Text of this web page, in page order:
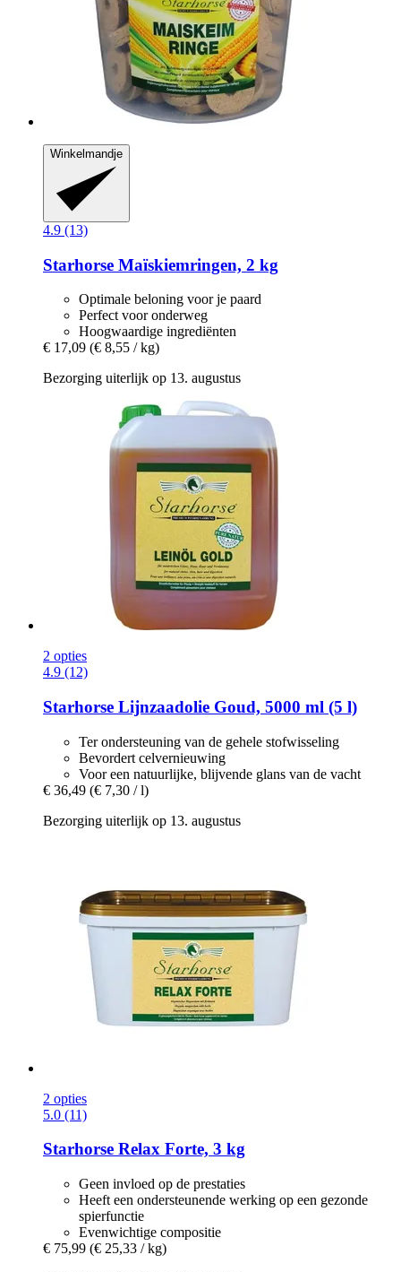
Winkelmandje
4.9 (13)
Starhorse Maïskiemringen, 2 kg
Optimale beloning voor je paard
Perfect voor onderweg
Hoogwaardige ingrediënten
€ 17,09 (€ 8,55 / kg)
Bezorging uiterlijk op 13. augustus
2 opties
4.9 (12)
Starhorse Lijnzaadolie Goud, 5000 ml (5 l)
Ter ondersteuning van de gehele stofwisseling
Bevordert celvernieuwing
Voor een natuurlijke, blijvende glans van de vacht
€ 36,49 (€ 7,30 / l)
Bezorging uiterlijk op 13. augustus
2 opties
5.0 (11)
Starhorse Relax Forte, 3 kg
Geen invloed op de prestaties
Heeft een ondersteunende werking op een gezonde
spierfunctie
Evenwichtige compositie
€ 75,99 (€ 25,33 / kg)